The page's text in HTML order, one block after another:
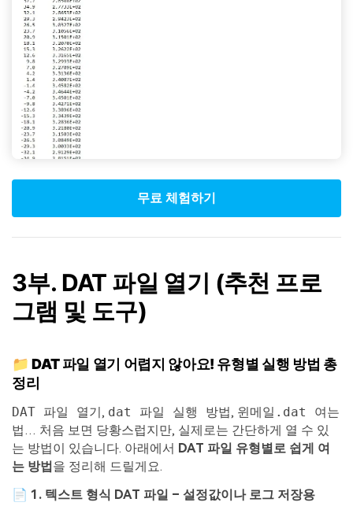
무료 체험하기
3부. DAT 파일 열기 (추천 프로
그램 및 도구)
📁 DAT 파일 열기 어렵지 않아요! 유형별 실행 방법 총
정리
DAT 파일 열기, dat 파일 실행 방법, 윈메일.dat 여는
법… 처음 보면 당황스럽지만, 실제로는 간단하게 열 수 있
는 방법이 있습니다. 아래에서 DAT 파일 유형별로 쉽게 여
는 방법을 정리해 드릴게요.
📄 1. 텍스트 형식 DAT 파일 – 설정값이나 로그 저장용